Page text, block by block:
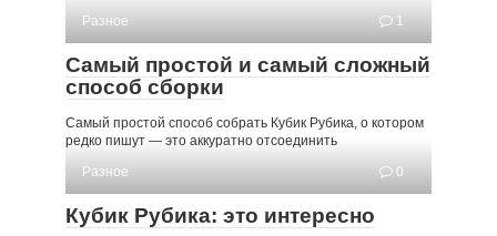
Разное
1
Самый простой и самый сложный
способ сборки
Самый простой способ собрать Кубик Рубика, о котором
редко пишут — это аккуратно отсоединить
Разное
0
Кубик Рубика: это интересно